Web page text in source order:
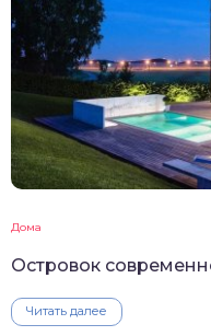
Дома
Островок
Читать далее